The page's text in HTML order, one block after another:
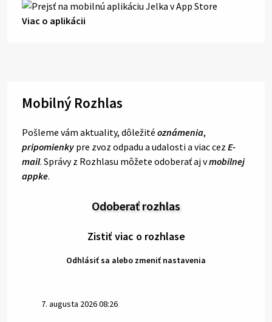
Viac o aplikácii
Mobilný Rozhlas
Pošleme vám aktuality, dôležité oznámenia,
pripomienky pre zvoz odpadu a udalosti a viac cez E-
mail. Správy z Rozhlasu môžete odoberať aj vmobilnej
appke.
Odoberať rozhlas
Zistiť viac o rozhlase
Odhlásiť sa alebo zmeniť nastavenia
7. augusta 2026 08:26